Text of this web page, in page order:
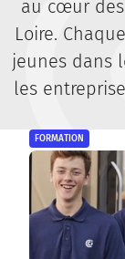
au cœur des
Loire.
jeunes dans
les
FORMATION